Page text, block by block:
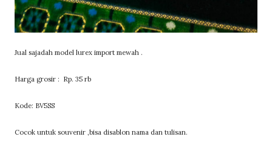
Jual sajadah model lurex import mewah .
Harga grosir : Rp. 35 rb
Kode: BV5SS
Cocok untuk souvenir ,bisa disablon nama dan tulisan.